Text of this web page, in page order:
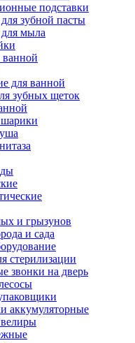
подставки
зубной пасты
мыла
для ванной
зубных щеток
и грызунов
и сада
стерилизации
звонки на дверь
аккумуляторные